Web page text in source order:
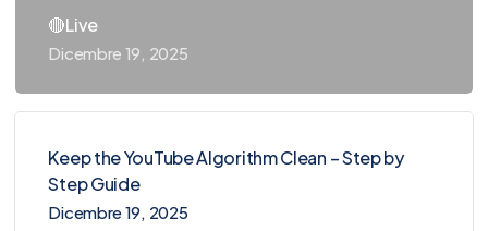
🔴Live
Dicembre 19, 2025
Keep the YouTube Algorithm Clean – Step by
Step Guide
Dicembre 19, 2025